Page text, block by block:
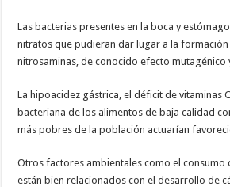
Las bacterias presentes en la boca y
nitratos que pudieran dar lugar a la
nitrosaminas, de conocido efecto mutagénico
La hipoacidez gástrica, el déficit de vitaminas
bacteriana de los alimentos de baja calidad
más pobres de la población actuarían
Otros factores ambientales como el consumo
están bien relacionados con el desarrollo de